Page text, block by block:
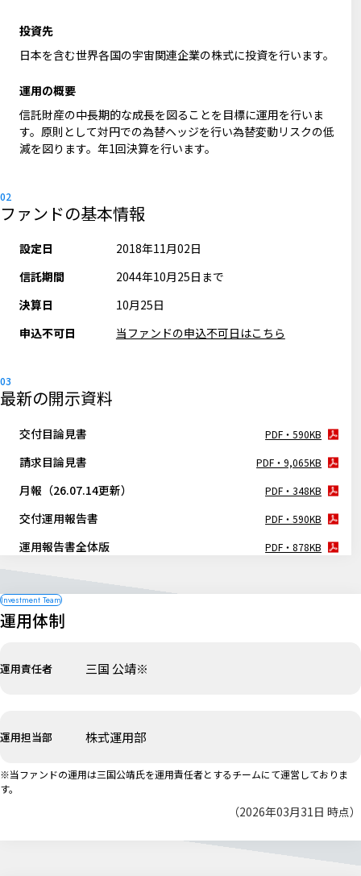
投資先
日本を含む世界各国の宇宙関連企業の株式に投資を行います。
運用の概要
信託財産の中長期的な成長を図ることを目標に運用を行いま
す。原則として対円での為替ヘッジを行い為替変動リスクの低
減を図ります。年1回決算を行います。
ファンドの基本情報
設定日
2018年11月02日
信託期間
2044年10月25日まで
決算日
10月25日
申込不可日
当ファンドの申込不可日はこちら
最新の開示資料
交付目論見書 PDF・590KB
請求目論見書 PDF・9,065KB
月報（26.07.14更新） PDF・348KB
交付運用報告書 PDF・590KB
運用報告書全体版 PDF・878KB
運用体制
運用責任者 三国 公靖※
運用担当部 株式運用部
※当ファンドの運用は三国公靖氏を運用責任者とするチームにて運営しておりま
す。
（2026年03月31日 時点）